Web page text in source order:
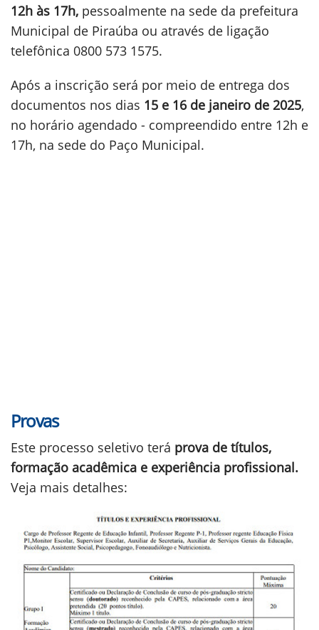
12h às 17h, pessoalmente na sede da prefeitura
Municipal de Piraúba ou através de ligação
telefônica 0800 573 1575.
Após a inscrição será por meio de entrega dos
documentos nos dias 15 e 16 de janeiro de 2025,
no horário agendado - compreendido entre 12h e
17h, na sede do Paço Municipal.
Provas
Este processo seletivo terá prova de títulos,
formação acadêmica e experiência profissional.
Veja mais detalhes: